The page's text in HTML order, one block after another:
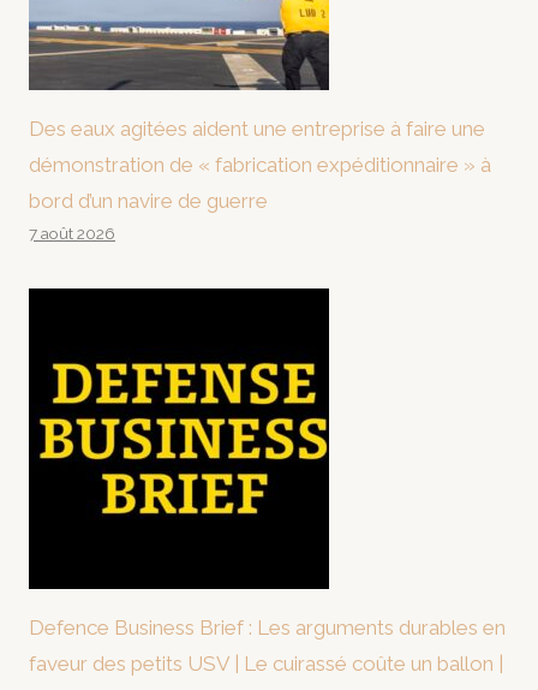
Des eaux agitées aident une entreprise à faire une
démonstration de « fabrication expéditionnaire » à
bord d’un navire de guerre
7 août 2026
Defence Business Brief : Les arguments durables en
faveur des petits USV | Le cuirassé coûte un ballon |